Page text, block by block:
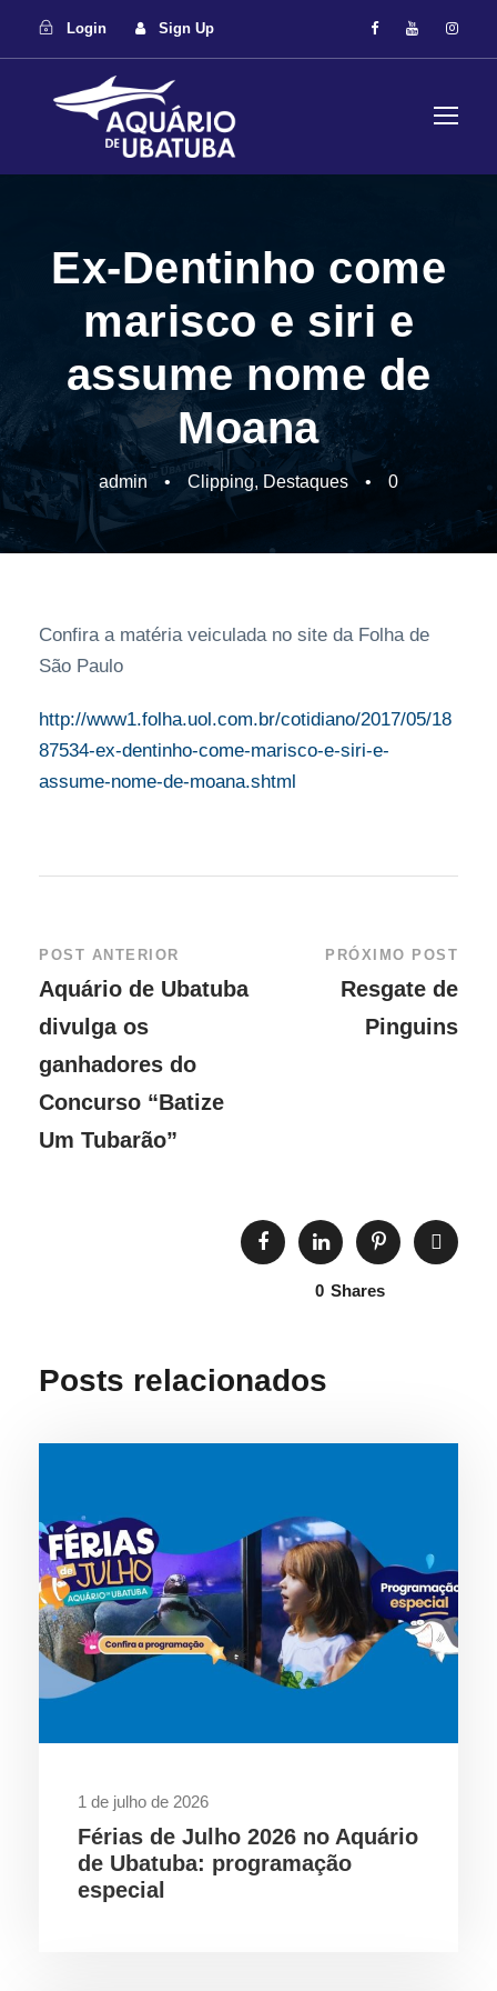
Login Sign Up
Ex-Dentinho come
marisco e siri e
assume nome de
Moana
admin • Clipping, Destaques • 0
Confira a matéria veiculada no site da Folha de
São Paulo
http://www1.folha.uol.com.br/cotidiano/2017/05/18
87534-ex-dentinho-come-marisco-e-siri-e-
assume-nome-de-moana.shtml
POST ANTERIOR
Aquário de Ubatuba
divulga os
ganhadores do
Concurso “Batize
Um Tubarão”
PRÓXIMO POST
Resgate de
Pinguins
0 Shares
Posts relacionados
1 de julho de 2026
Férias de Julho 2026 no Aquário
de Ubatuba: programação
especial